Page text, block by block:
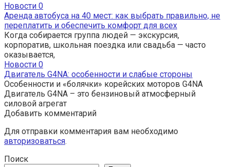
Новости 0
Аренда автобуса на 40 мест: как выбрать правильно, не
переплатить и обеспечить комфорт для всех
Когда собирается группа людей — экскурсия,
корпоратив, школьная поездка или свадьба — часто
оказывается,
Новости 0
Двигатель G4NA: особенности и слабые стороны
Особенности и «болячки» корейских моторов G4NA
Двигатель G4NA – это бензиновый атмосферный
силовой агрегат
Добавить комментарий
Для отправки комментария вам необходимо
авторизоваться.
Поиск